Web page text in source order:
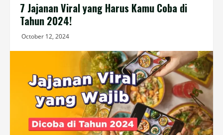
7 Jajanan Viral yang Harus Kamu Coba di
Tahun 2024!
October 12, 2024